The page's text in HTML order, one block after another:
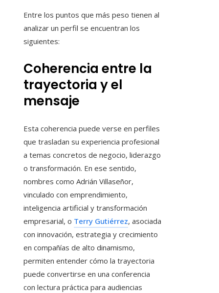
Entre los puntos que más peso tienen al
analizar un perfil se encuentran los
siguientes:
Coherencia entre la
trayectoria y el
mensaje
Esta coherencia puede verse en perfiles
que trasladan su experiencia profesional
a temas concretos de negocio, liderazgo
o transformación. En ese sentido,
nombres como Adrián Villaseñor,
vinculado con emprendimiento,
inteligencia artificial y transformación
empresarial, o Terry Gutiérrez, asociada
con innovación, estrategia y crecimiento
en compañías de alto dinamismo,
permiten entender cómo la trayectoria
puede convertirse en una conferencia
con lectura práctica para audiencias